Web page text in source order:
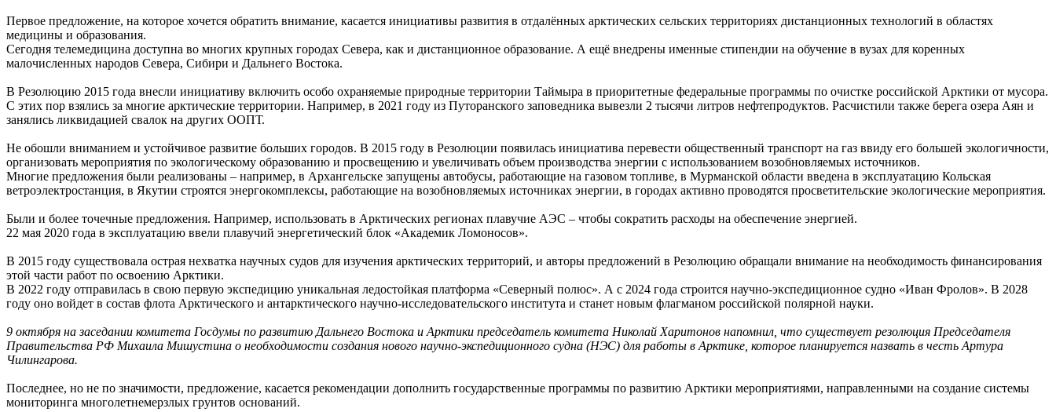
Первое предложение, на которое хочется обратить внимание, касается инициативы развития в отдалённых арктических сельских территориях дистанционных технологий в областях
медицины и образования.
Сегодня телемедицина доступна во многих крупных городах Севера, как и дистанционное образование. А ещё внедрены именные стипендии на обучение в вузах для коренных
малочисленных народов Севера, Сибири и Дальнего Востока.
В Резолюцию 2015 года внесли инициативу включить особо охраняемые природные территории Таймыра в приоритетные федеральные программы по очистке российской Арктики от мусора.
С этих пор взялись за многие арктические территории. Например, в 2021 году из Путоранского заповедника вывезли 2 тысячи литров нефтепродуктов. Расчистили также берега озера Аян и
занялись ликвидацией свалок на других ООПТ.
Не обошли вниманием и устойчивое развитие больших городов. В 2015 году в Резолюции появилась инициатива перевести общественный транспорт на газ ввиду его большей экологичности,
организовать мероприятия по экологическому образованию и просвещению и увеличивать объем производства энергии с использованием возобновляемых источников.
Многие предложения были реализованы – например, в Архангельске запущены автобусы, работающие на газовом топливе, в Мурманской области введена в эксплуатацию Кольская
ветроэлектростанция, в Якутии строятся энергокомплексы, работающие на возобновляемых источниках энергии, в городах активно проводятся просветительские экологические мероприятия.
Были и более точечные предложения. Например, использовать в Арктических регионах плавучие АЭС – чтобы сократить расходы на обеспечение энергией.
22 мая 2020 года в эксплуатацию ввели плавучий энергетический блок «Академик Ломоносов».
В 2015 году существовала острая нехватка научных судов для изучения арктических территорий, и авторы предложений в Резолюцию обращали внимание на необходимость финансирования
этой части работ по освоению Арктики.
В 2022 году отправилась в свою первую экспедицию уникальная ледостойкая платформа «Северный полюс». А с 2024 года строится научно-экспедиционное судно «Иван Фролов». В 2028
году оно войдет в состав флота Арктического и антарктического научно-исследовательского института и станет новым флагманом российской полярной науки.
9 октября на заседании комитета Госдумы по развитию Дальнего Востока и Арктики председатель комитета Николай Харитонов напомнил, что существует резолюция Председателя
Правительства РФ Михаила Мишустина о необходимости создания нового научно-экспедиционного судна (НЭС) для работы в Арктике, которое планируется назвать в честь Артура
Чилингарова.
Последнее, но не по значимости, предложение, касается рекомендации дополнить государственные программы по развитию Арктики мероприятиями, направленными на создание системы
мониторинга многолетнемерзлых грунтов оснований.